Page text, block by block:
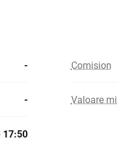
- Comision
- Valoare
17:50